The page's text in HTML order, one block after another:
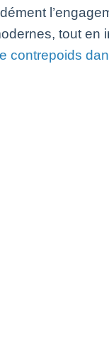
tout en
contrepoids